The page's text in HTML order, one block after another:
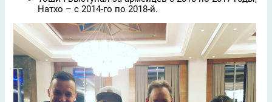
Натхо – с 2014-го по 2018-й.